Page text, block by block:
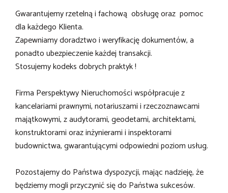
Gwarantujemy rzetelną i fachową obsługę oraz pomoc
dla każdego Klienta.
Zapewniamy doradztwo i weryfikację dokumentów, a
ponadto ubezpieczenie każdej transakcji.
Stosujemy kodeks dobrych praktyk !
Firma Perspektywy Nieruchomości współpracuje z
kancelariami prawnymi, notariuszami i rzeczoznawcami
majątkowymi, z audytorami, geodetami, architektami,
konstruktorami oraz inżynierami i inspektorami
budownictwa, gwarantującymi odpowiedni poziom usług.
Pozostajemy do Państwa dyspozycji, mając nadzieję, że
będziemy mogli przyczynić się do Państwa sukcesów.